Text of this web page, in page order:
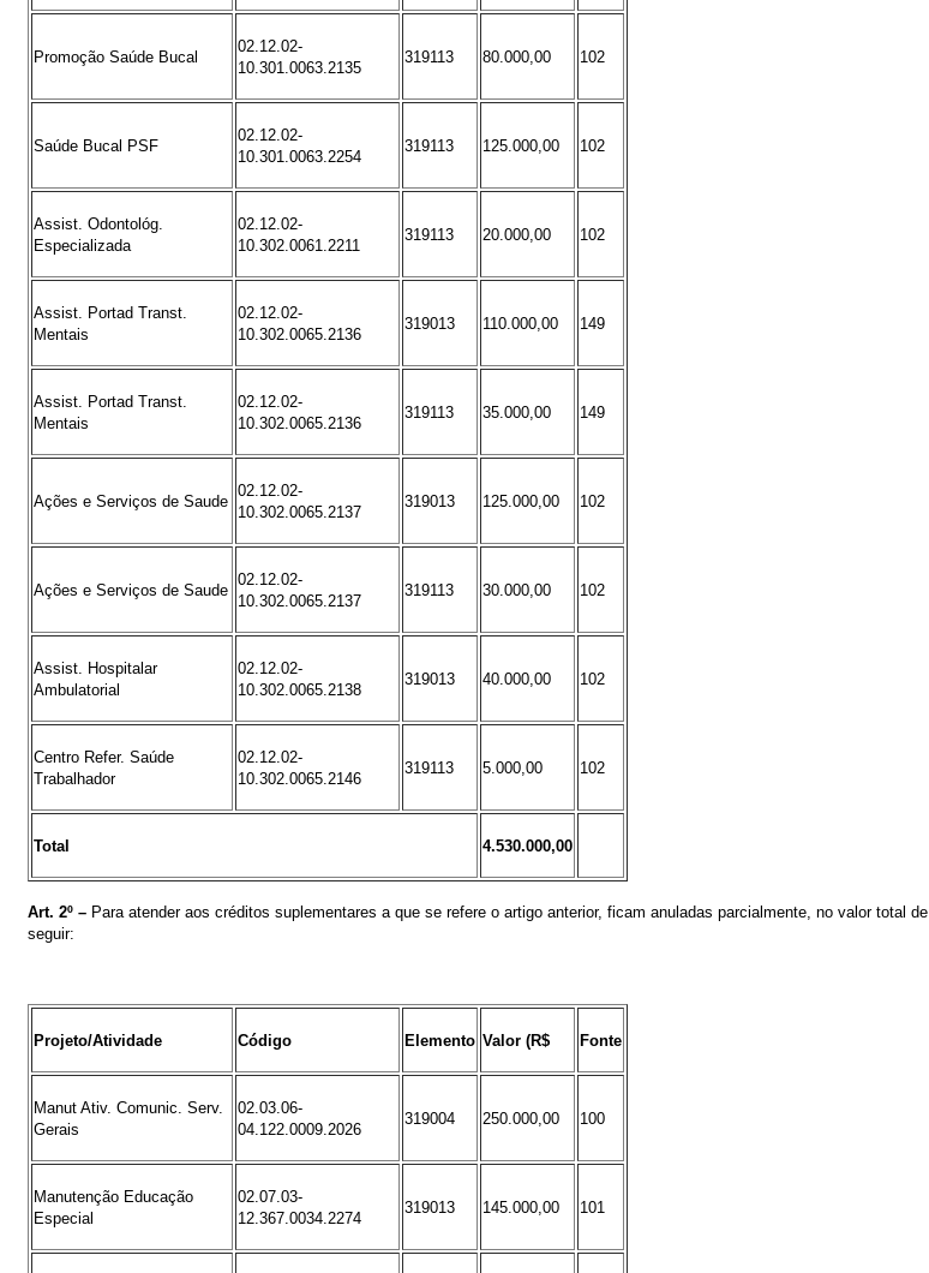
Promoção Saúde Bucal
02.12.02-
10.301.0063.2135
319113 80.000,00 102
Saúde Bucal PSF
02.12.02-
10.301.0063.2254
319113 125.000,00 102
Assist. Odontológ.
Especializada
02.12.02-
10.302.0061.2211
319113 20.000,00 102
Assist. Portad Transt.
Mentais
02.12.02-
10.302.0065.2136
319013 110.000,00 149
Assist. Portad Transt.
Mentais
02.12.02-
10.302.0065.2136
319113 35.000,00 149
Ações e Serviços de Saude
02.12.02-
10.302.0065.2137
319013 125.000,00 102
Ações e Serviços de Saude
02.12.02-
10.302.0065.2137
319113 30.000,00 102
Assist. Hospitalar
Ambulatorial
02.12.02-
10.302.0065.2138
319013 40.000,00 102
Centro Refer. Saúde
Trabalhador
02.12.02-
10.302.0065.2146
319113 5.000,00 102
Total 4.530.000,00
Art. 2º – Para atender aos créditos suplementares a que se refere o artigo anterior, ficam anuladas parcialmente, no valor total de
seguir:
Projeto/Atividade Código Elemento Valor (R$ Fonte
Manut Ativ. Comunic. Serv.
Gerais
02.03.06-
04.122.0009.2026
319004 250.000,00 100
Manutenção Educação
Especial
02.07.03-
12.367.0034.2274
319013 145.000,00 101